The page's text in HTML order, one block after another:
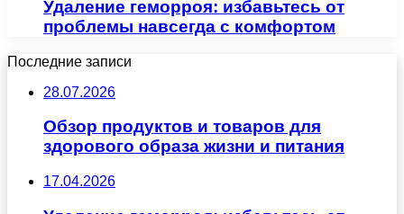
Удаление геморроя: избавьтесь от
проблемы навсегда с комфортом
Последние записи
28.07.2026
Обзор продуктов и товаров для
здорового образа жизни и питания
17.04.2026